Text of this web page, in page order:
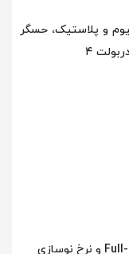
و پلاستیک، حسگر
نمایشگر: ۱۵.۶ اینچی IPS با وضوح Full-HD و نرخ نوسازی